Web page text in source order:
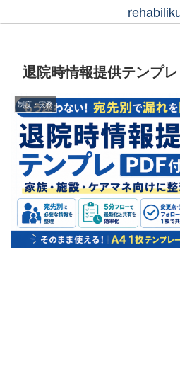
退院時情報提供テンプ
制度・実務